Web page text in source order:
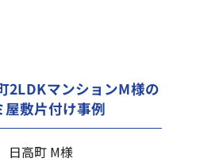
2LDKマンションM様の
屋敷片付け事例
日高町 M様